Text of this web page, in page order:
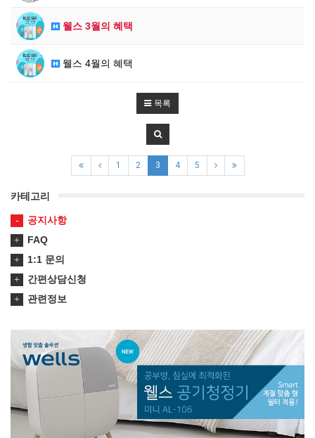
웰스 3월의 혜택
웰스 4월의 혜택
목록
1 2 3 4 5
카테고리
공지사항
FAQ
1:1 문의
간편상담신청
관련정보